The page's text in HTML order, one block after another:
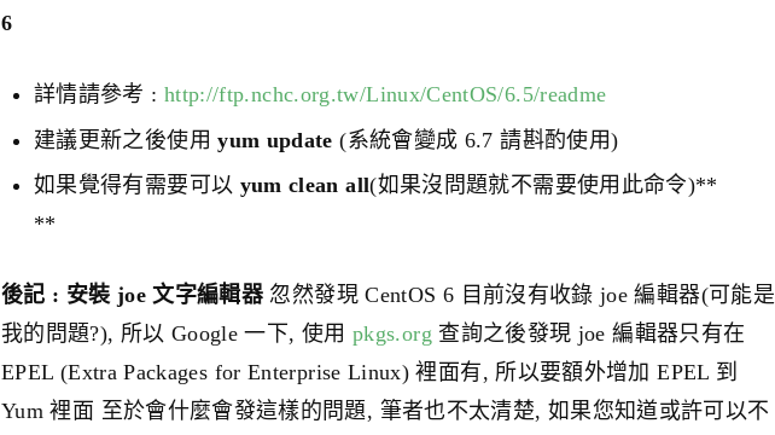
6
詳情請參考 : http://ftp.nchc.org.tw/Linux/CentOS/6.5/readme
建議更新之後使用yum update (系統會變成 6.7 請斟酌使用)
如果覺得有需要可以 yum clean all(如果沒問題就不需要使用此命令)**
**
後記 : 安裝 joe 文字編輯器 忽然發現 CentOS 6 目前沒有收錄 joe 編輯器(可能是
我的問題?), 所以 Google 一下, 使用 pkgs.org 查詢之後發現 joe 編輯器只有在
EPEL (Extra Packages for Enterprise Linux) 裡面有, 所以要額外增加 EPEL 到
Yum 裡面 至於會什麼會發這樣的問題, 筆者也不太清楚, 如果您知道或許可以不